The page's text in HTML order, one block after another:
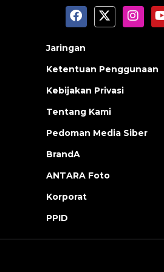
Jaringan
Ketentuan Penggunaan
Kebijakan Privasi
Tentang Kami
Pedoman Media Siber
BrandA
ANTARA Foto
Korporat
PPID